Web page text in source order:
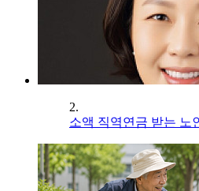
2.
소액 직역연금 받는 노